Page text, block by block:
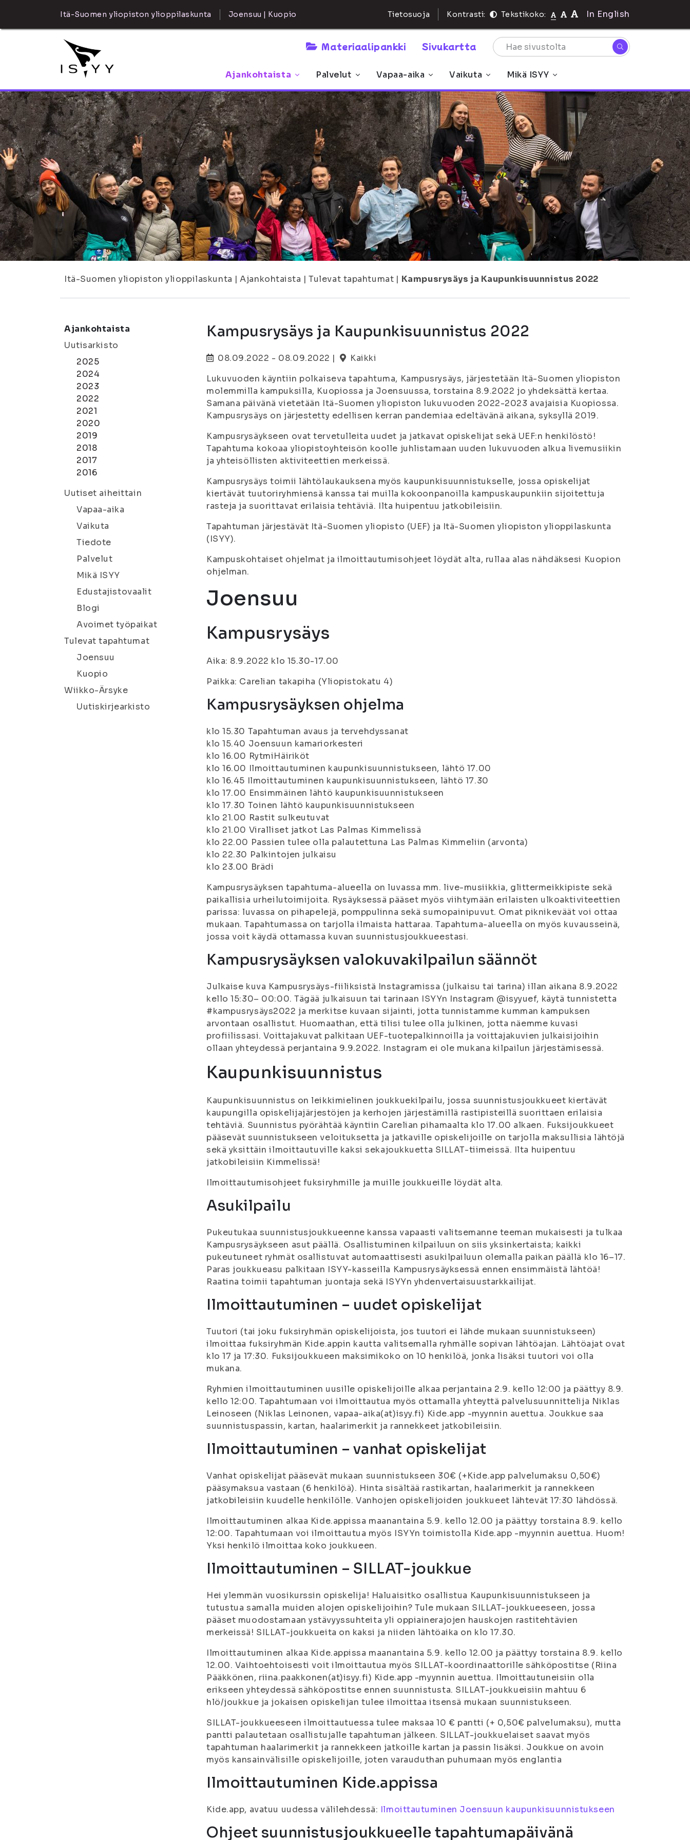
Itä-Suomen yliopiston ylioppilaskunta Joensuu | Kuopio Tietosuoja Kontrasti: Tekstikoko: In English
Materiaalipankki Sivukartta
Ajankohtaista Palvelut Vapaa-aika Vaikuta Mikä ISYY
Itä-Suomen yliopiston ylioppilaskunta | Ajankohtaista | Tulevat tapahtumat | Kampusrysäys ja Kaupunkisuunnistus 2022
Ajankohtaista
Uutisarkisto
2025
2024
2023
2022
2021
2020
2019
2018
2017
2016
Uutiset aiheittain
Vapaa-aika
Vaikuta
Tiedote
Palvelut
Mikä ISYY
Edustajistovaalit
Blogi
Avoimet työpaikat
Tulevat tapahtumat
Joensuu
Kuopio
Wiikko-Ärsyke
Uutiskirjearkisto
Kampusrysäys ja Kaupunkisuunnistus 2022
08.09.2022 - 08.09.2022 |
Kaikki
Lukuvuoden käyntiin polkaiseva tapahtuma, Kampusrysäys, järjestetään Itä-Suomen yliopiston
molemmilla kampuksilla, Kuopiossa ja Joensuussa, torstaina 8.9.2022 jo yhdeksättä kertaa.
Samana päivänä vietetään Itä-Suomen yliopiston lukuvuoden 2022-2023 avajaisia Kuopiossa.
Kampusrysäys on järjestetty edellisen kerran pandemiaa edeltävänä aikana, syksyllä 2019.
Kampusrysäykseen ovat tervetulleita uudet ja jatkavat opiskelijat sekä UEF:n henkilöstö!
Tapahtuma kokoaa yliopistoyhteisön koolle juhlistamaan uuden lukuvuoden alkua livemusiikin
ja yhteisöllisten aktiviteettien merkeissä.
Kampusrysäys toimii lähtölaukauksena myös kaupunkisuunnistukselle, jossa opiskelijat
kiertävät tuutoriryhmiensä kanssa tai muilla kokoonpanoilla kampuskaupunkiin sijoitettuja
rasteja ja suorittavat erilaisia tehtäviä. Ilta huipentuu jatkobileisiin.
Tapahtuman järjestävät Itä-Suomen yliopisto (UEF) ja Itä-Suomen yliopiston ylioppilaskunta
(ISYY).
Kampuskohtaiset ohjelmat ja ilmoittautumisohjeet löydät alta, rullaa alas nähdäksesi Kuopion
ohjelman.
Joensuu
Kampusrysäys
Aika: 8.9.2022 klo 15.30-17.00
Paikka: Carelian takapiha (Yliopistokatu 4)
Kampusrysäyksen ohjelma
klo 15.30 Tapahtuman avaus ja tervehdyssanat
klo 15.40 Joensuun kamariorkesteri
klo 16.00 RytmiHäiriköt
klo 16.00 Ilmoittautuminen kaupunkisuunnistukseen, lähtö 17.00
klo 16.45 Ilmoittautuminen kaupunkisuunnistukseen, lähtö 17.30
klo 17.00 Ensimmäinen lähtö kaupunkisuunnistukseen
klo 17.30 Toinen lähtö kaupunkisuunnistukseen
klo 21.00 Rastit sulkeutuvat
klo 21.00 Viralliset jatkot Las Palmas Kimmelissä
klo 22.00 Passien tulee olla palautettuna Las Palmas Kimmeliin (arvonta)
klo 22.30 Palkintojen julkaisu
klo 23.00 Brädi
Kampusrysäyksen tapahtuma-alueella on luvassa mm. live-musiikkia, glittermeikkipiste sekä
paikallisia urheilutoimijoita. Rysäyksessä pääset myös viihtymään erilaisten ulkoaktiviteettien
parissa: luvassa on pihapelejä, pomppulinna sekä sumopainipuvut. Omat piknikeväät voi ottaa
mukaan. Tapahtumassa on tarjolla ilmaista hattaraa. Tapahtuma-alueella on myös kuvausseinä,
jossa voit käydä ottamassa kuvan suunnistusjoukkueestasi.
Kampusrysäyksen valokuvakilpailun säännöt
Julkaise kuva Kampusrysäys-fiiliksistä Instagramissa (julkaisu tai tarina) illan aikana 8.9.2022
kello 15:30– 00:00. Tägää julkaisuun tai tarinaan ISYYn Instagram @isyyuef, käytä tunnistetta
#kampusrysäys2022 ja merkitse kuvaan sijainti, jotta tunnistamme kumman kampuksen
arvontaan osallistut. Huomaathan, että tilisi tulee olla julkinen, jotta näemme kuvasi
profiilissasi. Voittajakuvat palkitaan UEF-tuotepalkinnoilla ja voittajakuvien julkaisijoihin
ollaan yhteydessä perjantaina 9.9.2022. Instagram ei ole mukana kilpailun järjestämisessä.
Kaupunkisuunnistus
Kaupunkisuunnistus on leikkimielinen joukkuekilpailu, jossa suunnistusjoukkueet kiertävät
kaupungilla opiskelijajärjestöjen ja kerhojen järjestämillä rastipisteillä suorittaen erilaisia
tehtäviä. Suunnistus pyörähtää käyntiin Carelian pihamaalta klo 17.00 alkaen. Fuksijoukkueet
pääsevät suunnistukseen veloituksetta ja jatkaville opiskelijoille on tarjolla maksullisia lähtöjä
sekä yksittäin ilmoittautuville kaksi sekajoukkuetta SILLAT-tiimeissä. Ilta huipentuu
jatkobileisiin Kimmelissä!
Ilmoittautumisohjeet fuksiryhmille ja muille joukkueille löydät alta.
Asukilpailu
Pukeutukaa suunnistusjoukkueenne kanssa vapaasti valitsemanne teeman mukaisesti ja tulkaa
Kampusrysäykseen asut päällä. Osallistuminen kilpailuun on siis yksinkertaista; kaikki
pukeutuneet ryhmät osallistuvat automaattisesti asukilpailuun olemalla paikan päällä klo 16–17.
Paras joukkueasu palkitaan ISYY-kasseilla Kampusrysäyksessä ennen ensimmäistä lähtöä!
Raatina toimii tapahtuman juontaja sekä ISYYn yhdenvertaisuustarkkailijat.
Ilmoittautuminen – uudet opiskelijat
Tuutori (tai joku fuksiryhmän opiskelijoista, jos tuutori ei lähde mukaan suunnistukseen)
ilmoittaa fuksiryhmän Kide.appin kautta valitsemalla ryhmälle sopivan lähtöajan. Lähtöajat ovat
klo 17 ja 17:30. Fuksijoukkueen maksimikoko on 10 henkilöä, jonka lisäksi tuutori voi olla
mukana.
Ryhmien ilmoittautuminen uusille opiskelijoille alkaa perjantaina 2.9. kello 12:00 ja päättyy 8.9.
kello 12:00. Tapahtumaan voi ilmoittautua myös ottamalla yhteyttä palvelusuunnittelija Niklas
Leinoseen (Niklas Leinonen, vapaa-aika(at)isyy.fi) Kide.app -myynnin auettua. Joukkue saa
suunnistuspassin, kartan, haalarimerkit ja rannekkeet jatkobileisiin.
Ilmoittautuminen – vanhat opiskelijat
Vanhat opiskelijat pääsevät mukaan suunnistukseen 30€ (+Kide.app palvelumaksu 0,50€)
pääsymaksua vastaan (6 henkilöä). Hinta sisältää rastikartan, haalarimerkit ja rannekkeen
jatkobileisiin kuudelle henkilölle. Vanhojen opiskelijoiden joukkueet lähtevät 17:30 lähdössä.
Ilmoittautuminen alkaa Kide.appissa maanantaina 5.9. kello 12.00 ja päättyy torstaina 8.9. kello
12:00. Tapahtumaan voi ilmoittautua myös ISYYn toimistolla Kide.app -myynnin auettua. Huom!
Yksi henkilö ilmoittaa koko joukkueen.
Ilmoittautuminen – SILLAT-joukkue
Hei ylemmän vuosikurssin opiskelija! Haluaisitko osallistua Kaupunkisuunnistukseen ja
tutustua samalla muiden alojen opiskelijoihin? Tule mukaan SILLAT-joukkueeseen, jossa
pääset muodostamaan ystävyyssuhteita yli oppiainerajojen hauskojen rastitehtävien
merkeissä! SILLAT-joukkueita on kaksi ja niiden lähtöaika on klo 17.30.
Ilmoittautuminen alkaa Kide.appissa maanantaina 5.9. kello 12.00 ja päättyy torstaina 8.9. kello
12.00. Vaihtoehtoisesti voit ilmoittautua myös SILLAT-koordinaattorille sähköpostitse (Riina
Pääkkönen, riina.paakkonen(at)isyy.fi) Kide.app -myynnin auettua. Ilmoittautuneisiin olla
erikseen yhteydessä sähköpostitse ennen suunnistusta. SILLAT-joukkueisiin mahtuu 6
hlö/joukkue ja jokaisen opiskelijan tulee ilmoittaa itsensä mukaan suunnistukseen.
SILLAT-joukkueeseen ilmoittautuessa tulee maksaa 10 € pantti (+ 0,50€ palvelumaksu), mutta
pantti palautetaan osallistujalle tapahtuman jälkeen. SILLAT-joukkuelaiset saavat myös
tapahtuman haalarimerkit ja rannekkeen jatkoille kartan ja passin lisäksi. Joukkue on avoin
myös kansainvälisille opiskelijoille, joten varauduthan puhumaan myös englantia
Ilmoittautuminen Kide.appissa
Kide.app, avatuu uudessa välilehdessä: Ilmoittautuminen Joensuun kaupunkisuunnistukseen
Ohjeet suunnistusjoukkueelle tapahtumapäivänä